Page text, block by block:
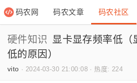
码农网 码农文章 码农社区
硬件知识
显卡显存频率低（
低的原因）
vito · 2024-03-30 21:00:08 · 热度: 224